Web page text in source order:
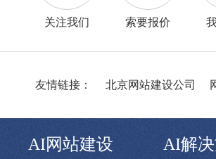
关注我们 索要报价
友情链接： 北京网站建设公司
AI网站建设 AI解